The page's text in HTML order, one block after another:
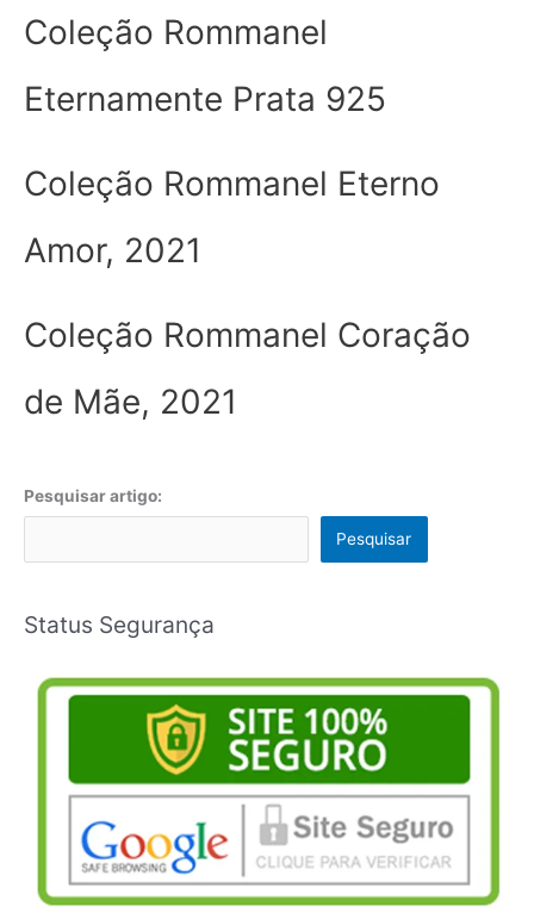
Coleção Rommanel
Eternamente Prata 925
Coleção Rommanel Eterno
Amor, 2021
Coleção Rommanel Coração
de Mãe, 2021
Pesquisar artigo:
Pesquisar
Status Segurança